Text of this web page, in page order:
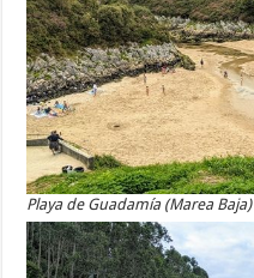
Playa de Guadamía (Marea Baja)